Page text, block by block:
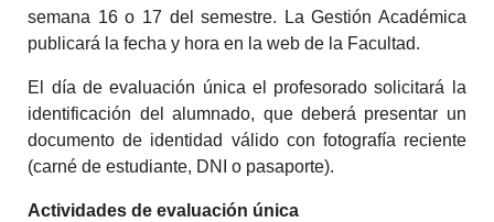
semana 16 o 17 del semestre. La Gestión Académica
publicará la fecha y hora en la web de la Facultad.
El día de evaluación única el profesorado solicitará la
identificación del alumnado, que deberá presentar un
documento de identidad válido con fotografía reciente
(carné de estudiante, DNI o pasaporte).
Actividades de evaluación única